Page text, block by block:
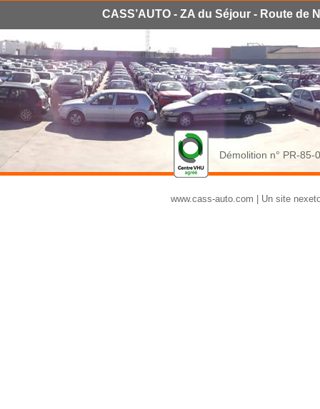
CASS’AUTO - ZA du Séjour - Route de
Démolition n° PR-
www.cass-auto.com Un site